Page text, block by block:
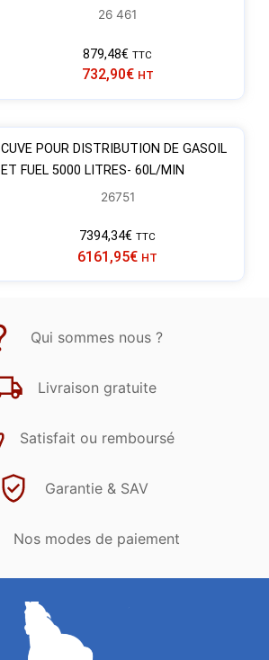
26 461
879,48€ TTC
732,90€ HT
CUVE POUR DISTRIBUTION DE GASOIL
ET FUEL 5000 LITRES- 60L/MIN
26751
7394,34€ TTC
6161,95€ HT
Qui sommes nous ?
Livraison gratuite
Satisfait ou remboursé
Garantie & SAV
Nos modes de paiement